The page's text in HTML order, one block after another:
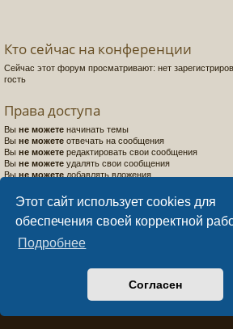
Этот сайт использует cookies для
обеспечения своей корректной
Подробнее
Согласен
Кто сейчас на конференции
Сейчас этот форум просматривают: нет
гость
Права доступа
Вы не можете начинать темы
Вы не можете отвечать на сообщения
Вы не можете редактировать свои сообщения
Вы не можете удалять свои сообщения
Вы не можете добавлять вложения
cirneco world
Связаться с администрацией
Создано на основе
Созданоdntplus-
Конфиденциальность